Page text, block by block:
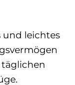
leichtes